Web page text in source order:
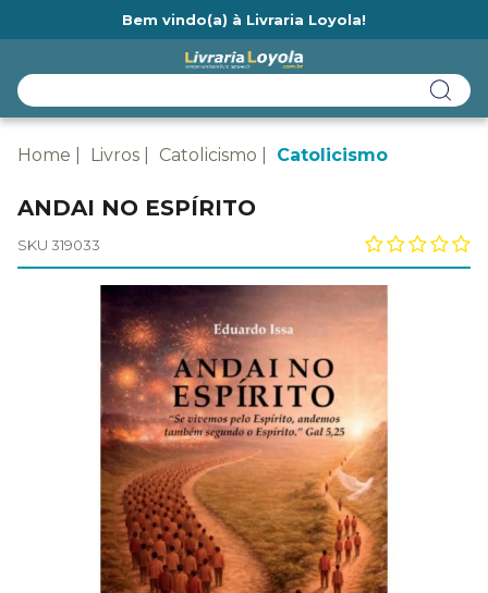
Bem vindo(a) à Livraria Loyola!
Home Livros Catolicismo Catolicismo
ANDAI NO ESPÍRITO
SKU 319033